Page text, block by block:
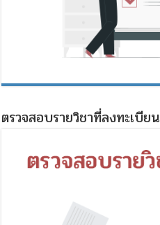
ตรวจสอบรายวิชาที่ลงทะเบียน